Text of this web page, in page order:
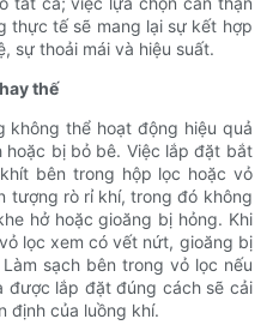
thực tế sẽ mang lại sự kết hợp
sự thoải mái và hiệu suất.
thế
thể hoạt động hiệu quả
bị bỏ bê. Việc lắp đặt bắt
bên trong hộp lọc hoặc vỏ
tượng rò rỉ khí, trong đó không
hở hoặc gioăng bị hỏng. Khi
lọc xem có vết nứt, gioăng bị
sạch bên trong vỏ lọc nếu
được lắp đặt đúng cách sẽ cải
định của luồng khí.